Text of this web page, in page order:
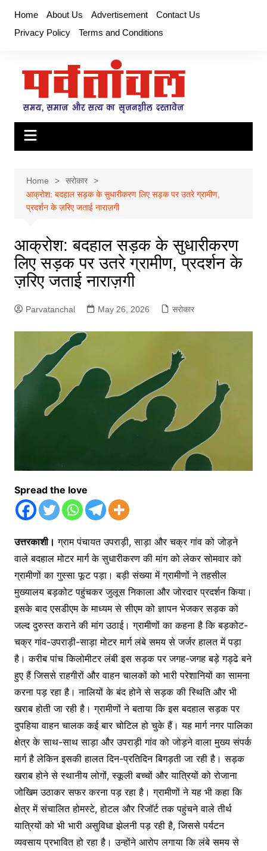
content
Home About Us Advertisement
Contact Us
Privacy Policy
Terms and Conditions
Home
सरोकार
आक्रोश: बदहाल सड़क के सुधारीकरण लिए सड़क पर उतरे ग्रामीण,
प्रदर्शन के ज़रिए जताई नाराज़गी
आक्रोश: बदहाल सड़क के सुधारीकरण
लिए सड़क पर उतरे ग्रामीण, प्रदर्शन के
ज़रिए जताई नाराज़गी
Parvatanchal May 26, 2026 सरोकार
Spread the love
उत्तरकाशी। ग्राम पंचायत उपराड़ी, साड़ा और चक्र गांव को जोड़ने
वाले बदहाल मोटर मार्ग के सुधारीकरण की मांग को लेकर सोमवार को
ग्रामीणों का गुस्सा फूट पड़ा। बड़ी संख्या में ग्रामीणों ने तहसील
मुख्यालय बड़कोट पहुंचकर जुलूस निकाला और जोरदार प्रदर्शन किया।
इसके बाद एसडीएम के माध्यम से सीएम को ज्ञापन भेजकर सड़क को
जल्द दुरुस्त कराने की मांग उठाई। ग्रामीणों का कहना है कि बड़कोट-
चक्र गांव-उपराड़ी-साड़ा मोटर मार्ग लंबे समय से जर्जर हालत में पड़ा
है। करीब पांच किलोमीटर लंबी इस सड़क पर जगह-जगह बड़े गड्ढे बने
हुए हैं जिससे राहगीरों और वाहन चालकों को भारी परेशानियों का सामना
करना पड़ रहा है। नालियों के बंद होने से सड़क की स्थिति और भी
खराब होती जा रही है। ग्रामीणों ने बताया कि इस बदहाल सड़क पर
दुपहिया वाहन चालक कई बार चोटिल हो चुके हैं। यह मार्ग नगर पालिका
क्षेत्र के साथ-साथ साड़ा और उपराड़ी गांव को जोड़ने वाला मुख्य संपर्क
मार्ग है लेकिन इसकी हालत दिन-प्रतिदिन बिगड़ती जा रही है। सड़क
खराब होने से स्थानीय लोगों, स्कूली बच्चों और यात्रियों को रोजाना
जोखिम उठाकर सफर करना पड़ रहा है। ग्रामीणों ने यह भी कहा कि
क्षेत्र में संचालित होमस्टे, होटल और रिजॉर्ट तक पहुंचने वाले तीर्थ
यात्रियों को भी भारी असुविधा झेलनी पड़ रही है, जिससे पर्यटन
व्यवसाय प्रभावित हो रहा है। उन्होंने आरोप लगाया कि लंबे समय से